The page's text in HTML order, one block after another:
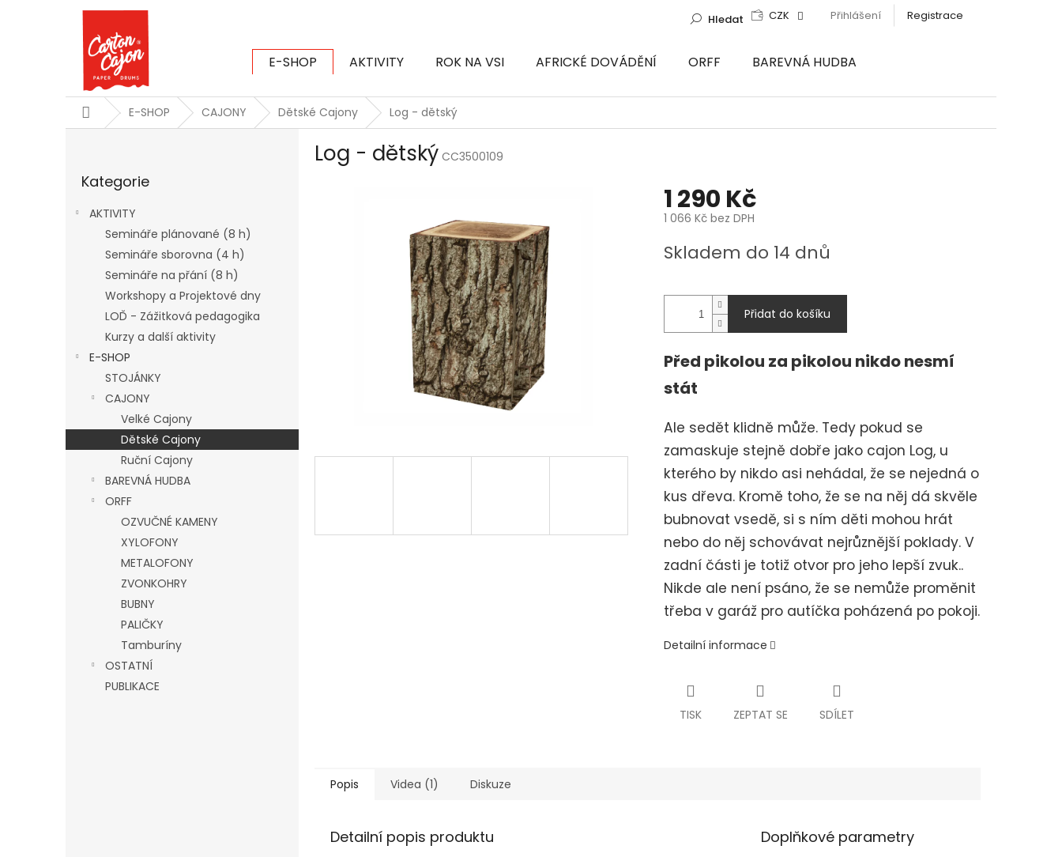
CZK Přihlášení Registrace
Hledat
E-SHOP AKTIVITY ROK NA VSI AFRICKÉ DOVÁDĚNÍ ORFF
BAREVNÁ HUDBA
DomůE-SHOP CAJONY Dětské Cajony Log - dětský
kategorie
Kategorie
AKTIVITY
Semináře plánované (8 h)
Semináře sborovna (4 h)
Semináře na přání (8 h)
Workshopy a Projektové dny
LOĎ - Zážitková pedagogika
Kurzy a další aktivity
E-SHOP
STOJÁNKY
CAJONY
Velké Cajony
Dětské Cajony
Ruční Cajony
BAREVNÁ HUDBA
ORFF
OZVUČNÉ KAMENY
XYLOFONY
METALOFONY
ZVONKOHRY
BUBNY
PALIČKY
Tamburíny
OSTATNÍ
PUBLIKACE
Log - dětský CC3500109
1 290 Kč
1 066 Kč bez DPH
cena:
Skladem do 14 dnů
Přidat do košíku
Před pikolou za pikolou nikdo nesmí
stát
Ale sedět klidně může. Tedy pokud se
zamaskuje stejně dobře jako cajon Log, u
kterého by nikdo asi nehádal, že se nejedná o
kus dřeva. Kromě toho, že se na něj dá skvěle
bubnovat vsedě, si s ním děti mohou hrát
nebo do něj schovávat nejrůznější poklady. V
zadní části je totiž otvor pro jeho lepší zvuk..
Nikde ale není psáno, že se nemůže proměnit
třeba v garáž pro autíčka poházená po pokoji.
Detailní informace
TISK ZEPTAT SE SDÍLET
Popis Videa (1) Diskuze
Detailní popis produktu Doplňkové parametry